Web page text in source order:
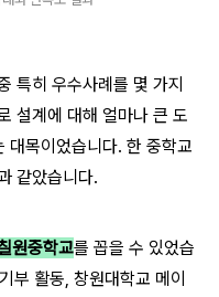
특히 우수사례를 몇 가지
설계에 대해 얼마나 큰 도
대목이었습니다. 한 중학교
같았습니다.
원중학교를 꼽을 수 있었습
부 활동, 창원대학교 메이